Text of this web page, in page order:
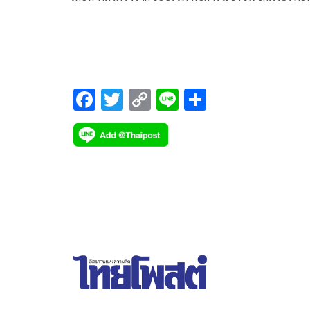
บางกะปิ เริ่มถ่ายทอดสดทางหน้าจอ ตั้งแต่เวลา 18.20
20.20 น.
F
ac
e
T
wi
tt
C
o
p
Li